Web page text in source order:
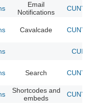
Email
Notifications
CUNY
Cavalcade CUNY
Search CUNY
Shortcodes and
embeds
CUNY